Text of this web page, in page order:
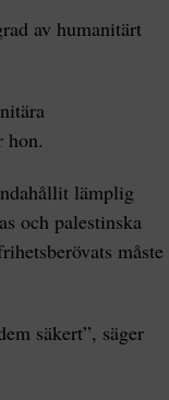
av humanitärt
hon.
lämplig
och palestinska
måste
säkert”, säger